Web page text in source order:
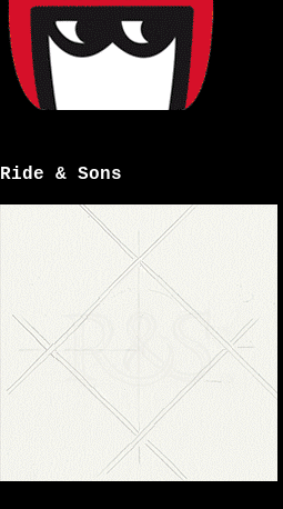
Ride & Sons